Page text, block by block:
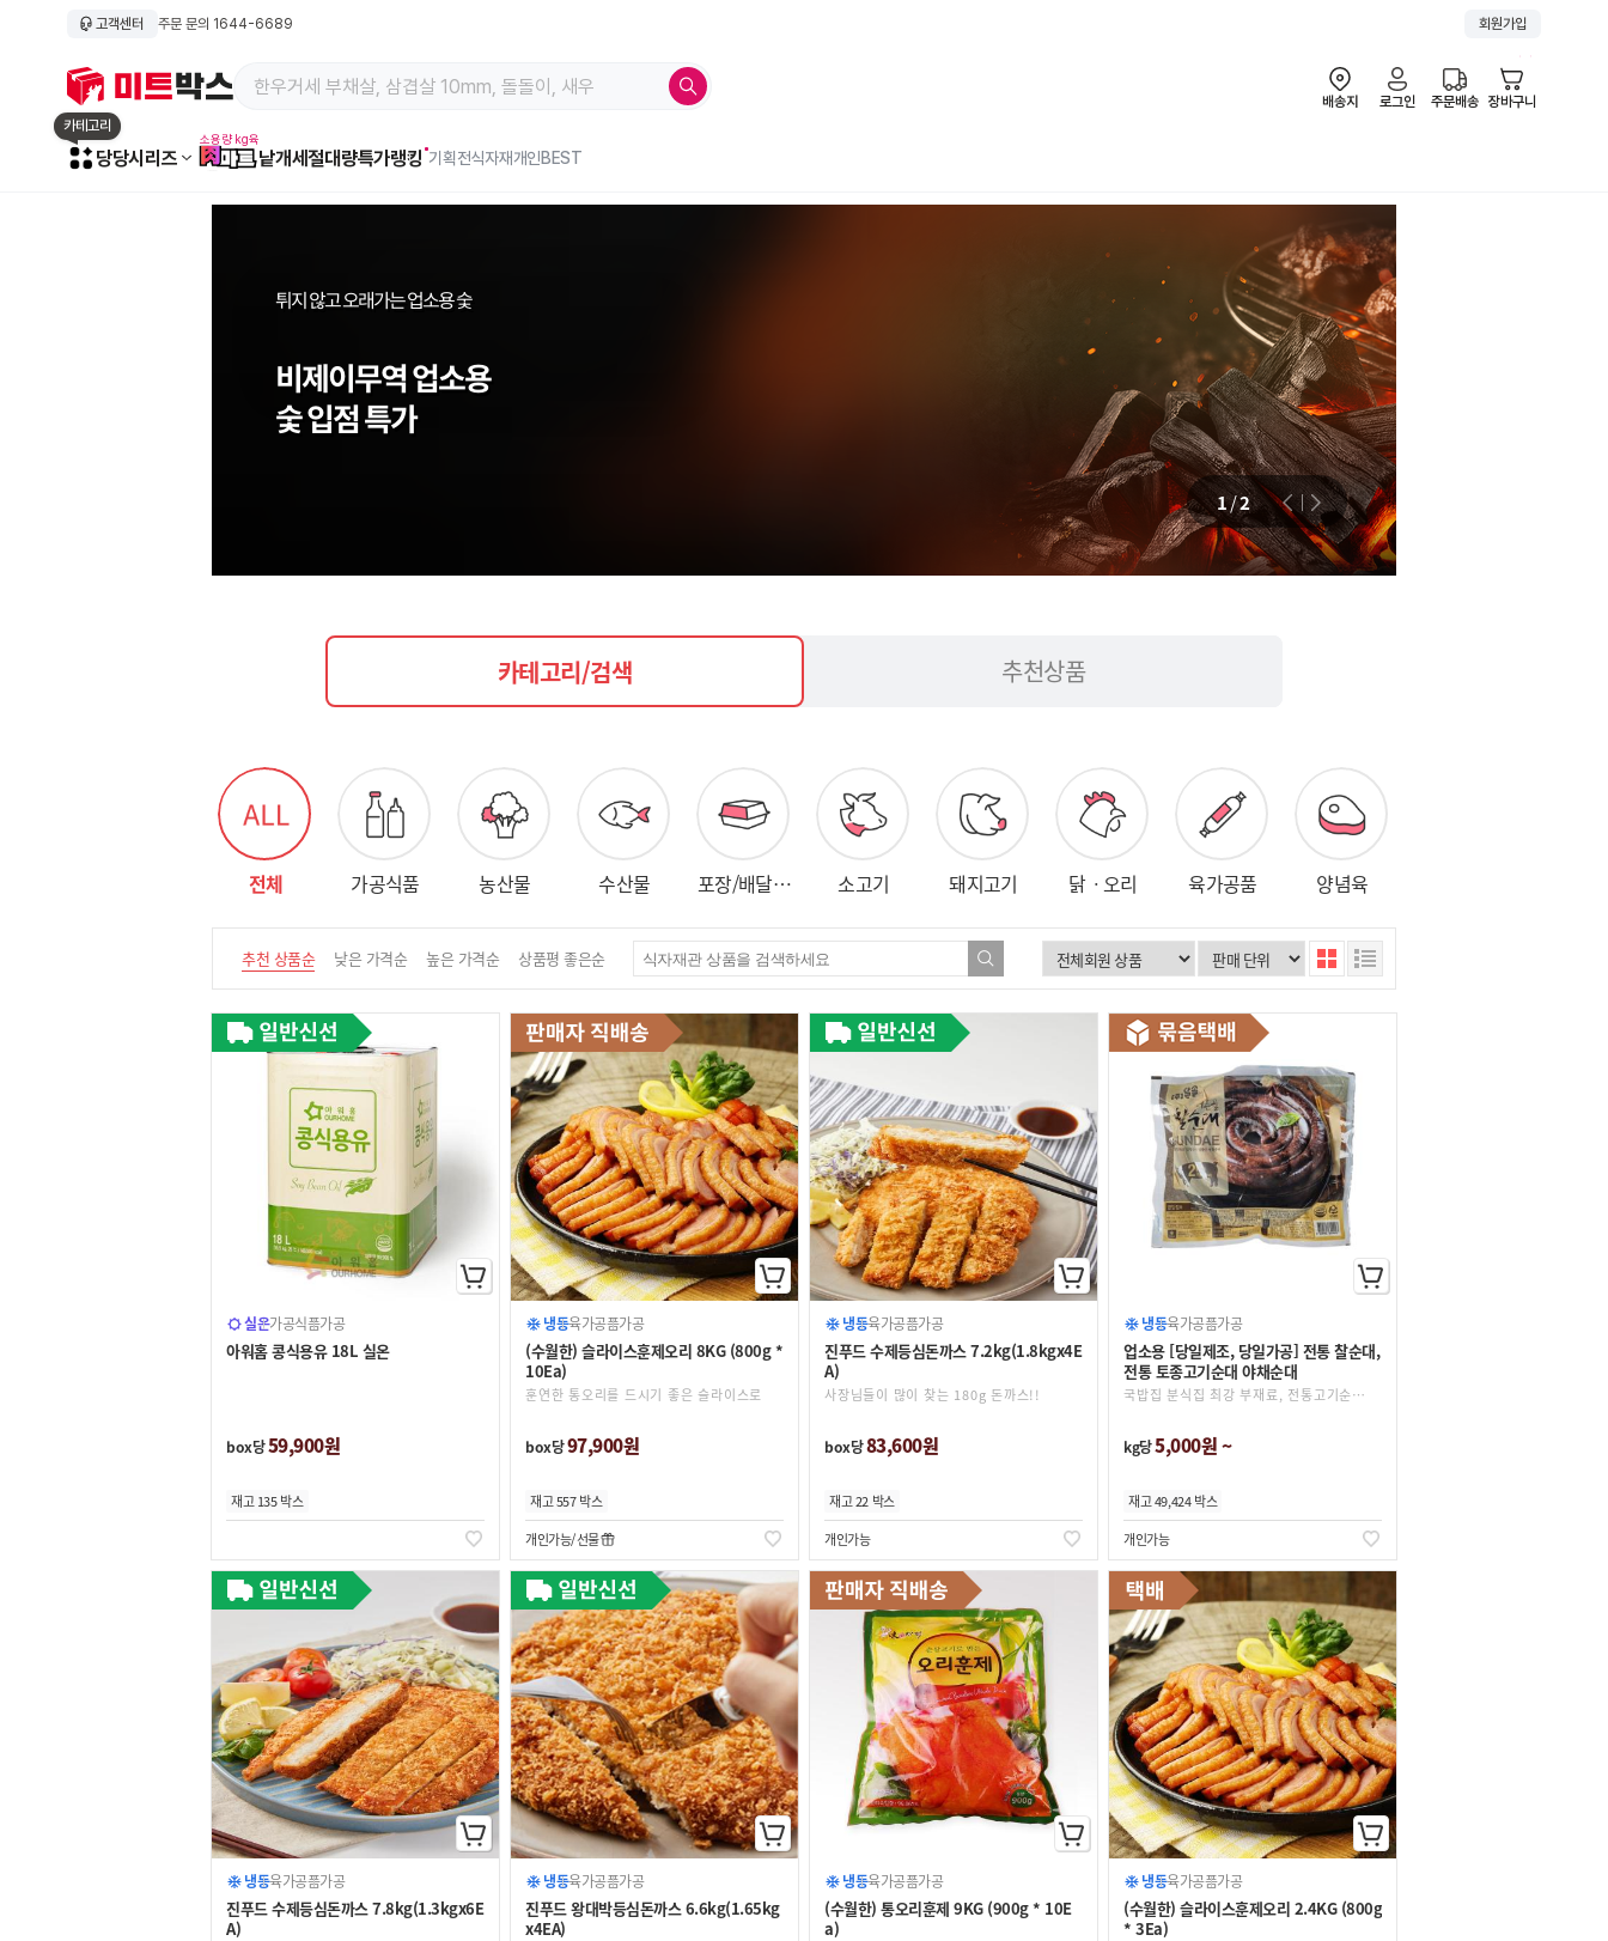
고객센터 주문 문의 1644-6689 회원가입
배송지 로그인 주문배송 장바구니
카
테
카테고리
당당시리즈
소용량 kg육
낱개세절대량특가랭킹 기획전식자재개인BEST
2/2
카테고리/검색 추천상품
전체 가공식품 농산물 수산물 포장/배달… 소고기 돼지고기 닭ㆍ오리 육가공품 양념육
추천 상품순 낮은 가격순 높은 가격순 상품평 좋은순
실온가공식품가공
아워홈 콩식용유 18L 실온
box당59,900원
재고 135 박스
냉동육가공품가공
(수월한) 슬라이스훈제오리 8KG (800g *
10Ea)
훈연한 통오리를 드시기 좋은 슬라이스로
box당97,900원
재고 557 박스
개인가능 선물
냉동육가공품가공
진푸드 수제등심돈까스 7.2kg(1.8kgx4E
A)
사장님들이 많이 찾는 180g 돈까스!!
box당83,600원
재고 22 박스
개인가능
냉동육가공품가공
업소용 [당일제조, 당일가공] 전통 찰순대,
전통 토종고기순대 야채순대
국밥집 분식집 최강 부재료, 전통고기순대, 전통찰순대
kg당5,000원 ~
재고 49,424 박스
개인가능
냉동육가공품가공
진푸드 수제등심돈까스 7.8kg(1.3kgx6E
A)
냉동육가공품가공
진푸드 왕대박등심돈까스 6.6kg(1.65kg
x4EA)
냉동육가공품가공
(수월한) 통오리훈제 9KG (900g * 10E
a)
냉동육가공품가공
(수월한) 슬라이스훈제오리 2.4KG (800g
* 3Ea)